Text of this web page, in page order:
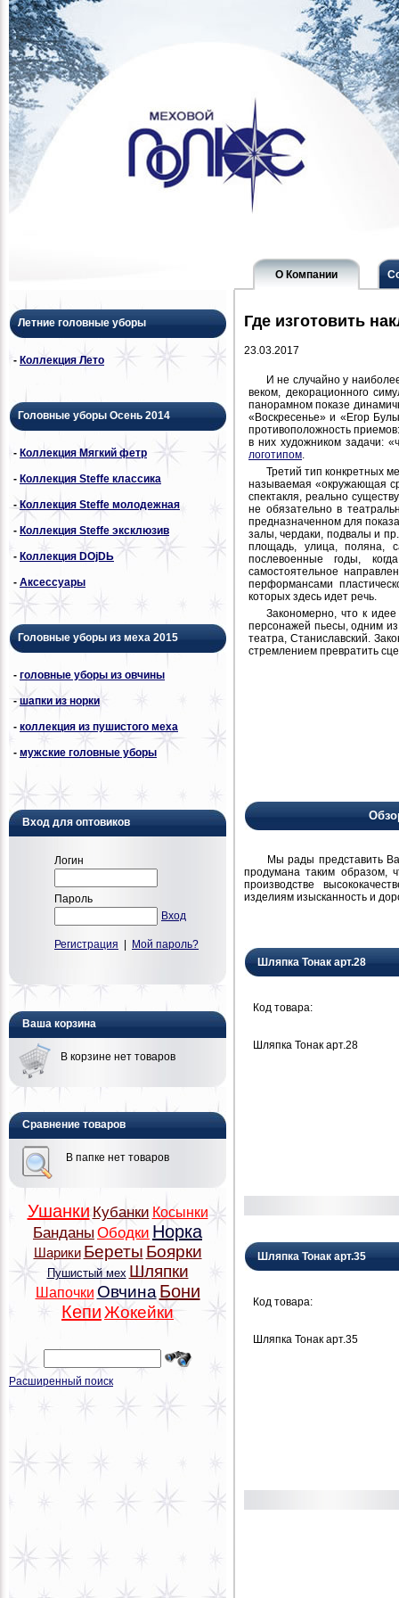
О Компании
Летние головные уборы
- Коллекция Лето
Головные уборы Осень 2014
- Коллекция Мягкий фетр
- Коллекция Steffe классика
-Коллекция Steffe молодежная
- Коллекция Steffe эксклюзив
- Коллекция DОjDЬ
- Аксессуары
Головные уборы из меха 2015
- головные уборы из овчины
-шапки из норки
- коллекция из пушистого меха
- мужские головные уборы
Вход для оптовиков
Логин
Пароль
Вход
Регистрация Мой пароль?
Ваша корзина
В корзине нет товаров
Сравнение товаров
В папке нет товаров
Ушанки Кубанки Косынки
Банданы Ободки Норка
Шарики Береты Боярки
Пушистый мех Шляпки
Шапочки Овчина Бони
Кепи Жокейки
Расширенный поиск
Где изготовить
23.03.2017
И не случайно у
веком, декорационного
панорамном показе
«Воскресенье» и «Егор
противоположность
в них художником задачи:
логотипом.
Третий тип конкретных
называемая «окружающая
спектакля, реально
не обязательно в
предназначенном для
залы, чердаки, подвалы и
площадь, улица, поляна,
послевоенные годы,
самостоятельное
перформансами
которых здесь идет речь.
Закономерно, что к
персонажей пьесы, одним
театра, Станиславский.
стремлением превратить
Мы рады представить Вам
продумана таким образом,
производстве
изделиям изысканность и
Шляпка Тонак арт.28
Код товара:
Шляпка Тонак арт.28
Шляпка Тонак арт.35
Код товара:
Шляпка Тонак арт.35